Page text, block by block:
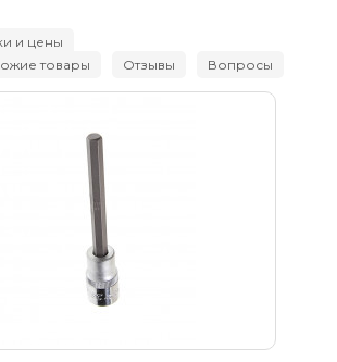
и цены
товары
Отзывы Вопросы